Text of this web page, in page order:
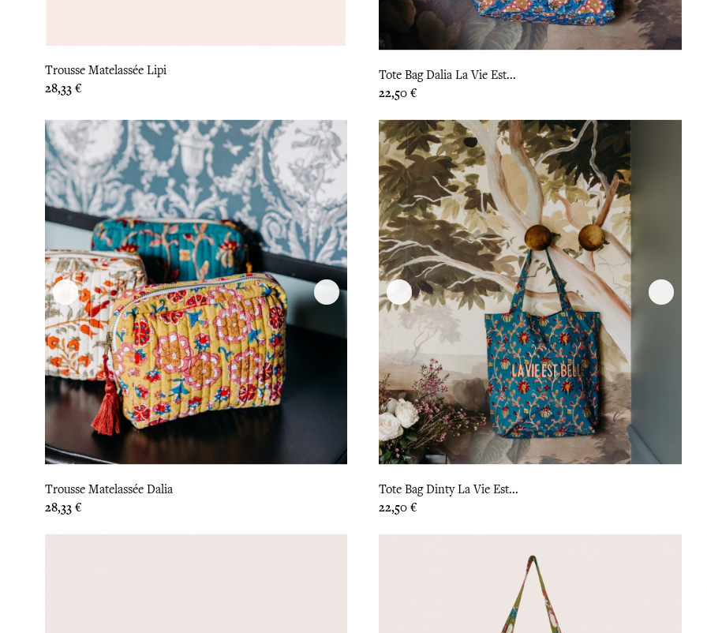
Trousse Matelassée Lipi
Prix
28,33 €
Tote Bag Dalia La Vie Est...
Prix
22,50 €
Trousse Matelassée Dalia
Prix
28,33 €
Tote Bag Dinty La Vie Est...
Prix
22,50 €